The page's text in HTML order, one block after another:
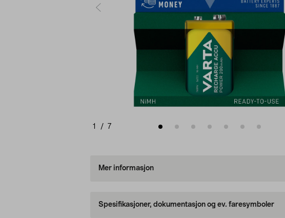
1 / 7
Mer informasjon
Spesifikasjoner, dokumentasjon og ev. faresymboler